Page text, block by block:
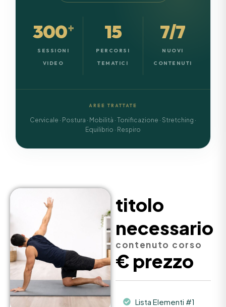
300+
SESSIONI
VIDEO
15
PERCORSI
TEMATICI
7/7
NUOVI
CONTENUTI
AREE TRATTATE
Cervicale · Postura · Mobilità · Tonificazione · Stretching ·
Equilibrio · Respiro
titolo
necessario
contenuto corso
€ prezzo
Lista Elementi #1